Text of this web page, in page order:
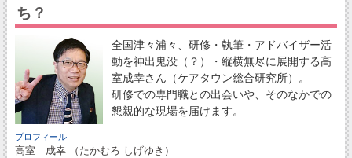
ち？
全国津々浦々、研修・執筆・アドバイザー活
動を神出鬼没（？）・縦横無尽に展開する高
室成幸さん（ケアタウン総合研究所）。
研修での専門職との出会いや、そのなかでの
懇親的な現場を届けます。
プロフィール
高室 成幸 （たかむろ しげゆき）